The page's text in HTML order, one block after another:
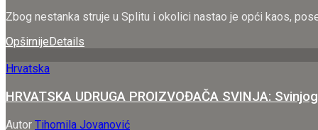
Zbog nestanka struje u Splitu i okolici nastao je opći kaos,
Opširnije Details
Hrvatska
HRVATSKA UDRUGA PROIZVOĐAČA SVINJA:
Autor Tihomila Jovanović